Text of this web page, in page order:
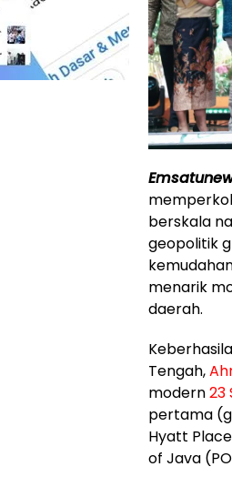
berskala
geopolitik
menarik
daerah.
Tengah,
modern23
pertama
Hyatt
of Java